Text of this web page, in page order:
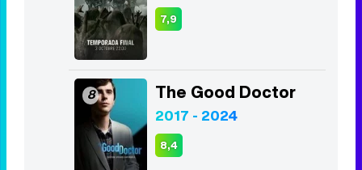
7,9
8 The Good Doctor
2017 - 2024
8,4